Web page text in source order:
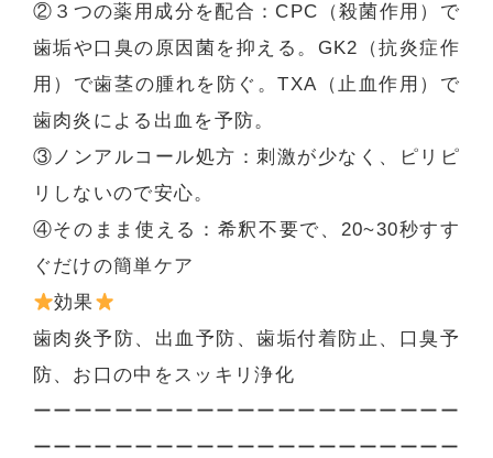
②３つの薬用成分を配合：CPC（殺菌作用）で
歯垢や口臭の原因菌を抑える。GK2（抗炎症作
用）で歯茎の腫れを防ぐ。TXA（止血作用）で
歯肉炎による出血を予防。
③ノンアルコール処方：刺激が少なく、ピリピ
リしないので安心。
④そのまま使える：希釈不要で、20~30秒すす
ぐだけの簡単ケア
効果
歯肉炎予防、出血予防、歯垢付着防止、口臭予
防、お口の中をスッキリ浄化
ーーーーーーーーーーーーーーーーーーーーー
ーーーーーーーーーーーーーーーーーーーーー